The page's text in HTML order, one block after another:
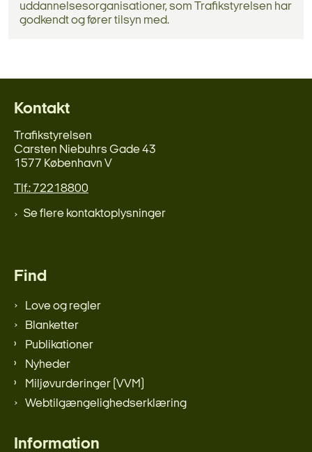
uddannelsesorganisationer, som Trafikstyrelsen har
godkendt og fører tilsyn med.
Kontakt
Trafikstyrelsen
Carsten Niebuhrs Gade 43
1577 København V
Tlf.: 72218800
Se flere kontaktoplysninger
Find
Love og regler
Blanketter
Publikationer
Nyheder
Miljøvurderinger (VVM)
Webtilgængelighedserklæring
Information